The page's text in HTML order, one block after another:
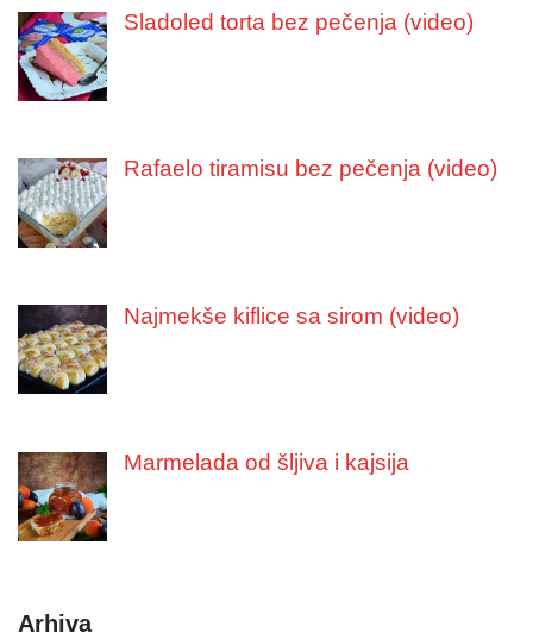
Sladoled torta bez pečenja (video)
Rafaelo tiramisu bez pečenja (video)
Najmekše kiflice sa sirom (video)
Marmelada od šljiva i kajsija
Arhiva